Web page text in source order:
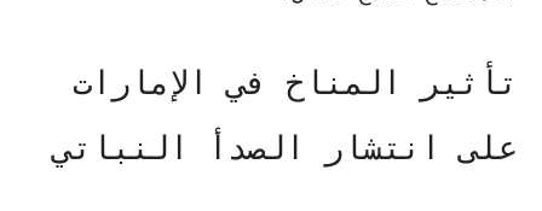
تأثير المناخ في الإمارات
على انتشار الصدأ النباتي